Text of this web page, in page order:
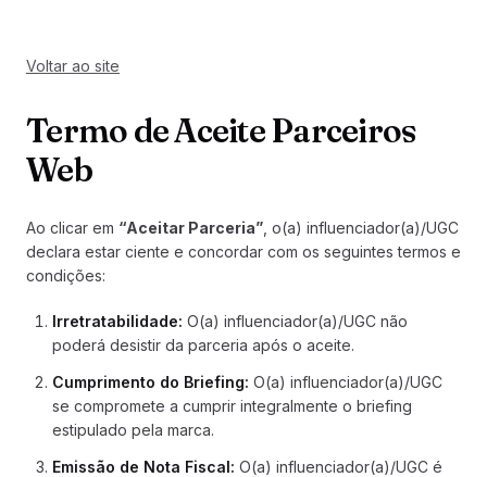
Voltar ao site
Termo de Aceite Parceiros
Web
Ao clicar em “Aceitar Parceria” , o(a) influenciador(a)/UGC
declara estar ciente e concordar com os seguintes termos e
condições:
Irretratabilidade: O(a) influenciador(a)/UGC não
poderá desistir da parceria após o aceite.
Cumprimento do Briefing: O(a) influenciador(a)/UGC
se compromete a cumprir integralmente o briefing
estipulado pela marca.
Emissão de Nota Fiscal: O(a) influenciador(a)/UGC é